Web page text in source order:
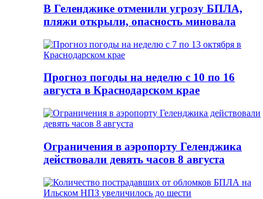
В Геленджике отменили угрозу БПЛА,
пляжи открыли, опасность миновала
Прогноз погоды на неделю с 10 по 16
августа в Краснодарском крае
Ограничения в аэропорту Геленджика
действовали девять часов 8 августа